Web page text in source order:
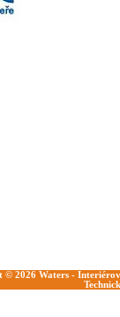
© 2026 Waters -